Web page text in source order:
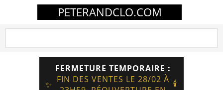
PETERANDCLO.COM
✨
FERMETURE TEMPORAIRE :
FIN DES VENTES LE 28/02 À 🕯️